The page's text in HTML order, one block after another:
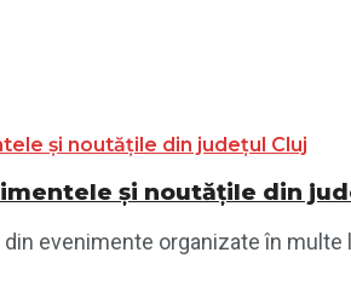
și noutățile din
evenimente organizate în